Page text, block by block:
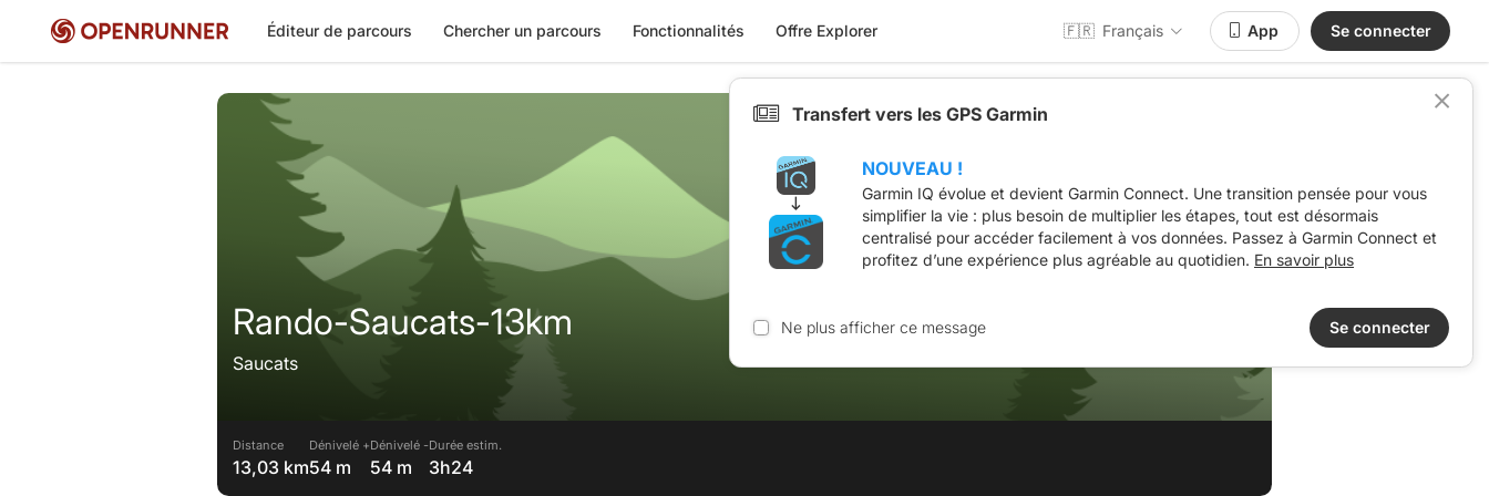
Éditeur de parcours Chercher un parcours Fonctionnalités Offre Explorer 🇫🇷 Français App Se connecter
Rando-Saucats-13km
Saucats
Distance
13,03 km
Dénivelé +
54 m
Dénivelé -
54 m
Durée estim.
3h24
Transfert vers les GPS Garmin
NOUVEAU !
Garmin IQ évolue et devient Garmin Connect. Une transition pensée pour vous
simplifier la vie : plus besoin de multiplier les étapes, tout est désormais
centralisé pour accéder facilement à vos données. Passez à Garmin Connect et
profitez d’une expérience plus agréable au quotidien. En savoir plus
Ne plus afficher ce message Se connecter